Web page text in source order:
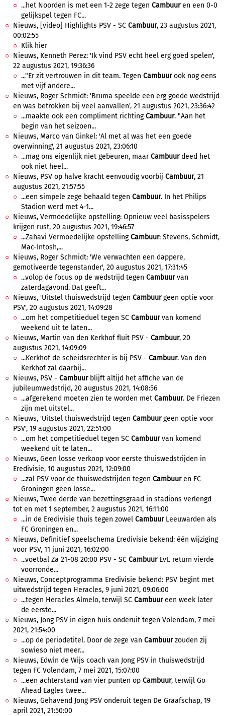
...het Noorden is met een 1-2 zege tegen Cambuuren een 0-0
gelijkspel tegen FC...
Nieuws, [video] Highlights PSV - SC Cambuur, 23 augustus 2021,
00:02:55
Klik hier
Nieuws, Kenneth Perez: 'Ik vind PSV echt heel erg goed spelen',
22 augustus 2021, 19:36:36
..."Er zit vertrouwen in dit team. Tegen Cambuurook nog eens
met vijf andere...
Nieuws, Roger Schmidt: 'Bruma speelde een erg goede wedstrijd
en was betrokken bij veel aanvallen', 21 augustus 2021, 23:36:42
...maakte ook een compliment richtingCambuur. "Aan het
begin van het seizoen...
Nieuws, Marco van Ginkel: 'Al met al was het een goede
overwinning', 21 augustus 2021, 23:06:10
...mag ons eigenlijk niet gebeuren, maarCambuurdeed het
ook niet heel...
Nieuws, PSV op halve kracht eenvoudig voorbij Cambuur, 21
augustus 2021, 21:57:55
...een simpele zege behaald tegen Cambuur. In het Philips
Stadion werd met 4-1...
Nieuws, Vermoedelijke opstelling: Opnieuw veel basisspelers
krijgen rust, 20 augustus 2021, 19:46:57
...Zahavi Vermoedelijke opstellingCambuur: Stevens, Schmidt,
Mac-Intosh,...
Nieuws, Roger Schmidt: 'We verwachten een dappere,
gemotiveerde tegenstander', 20 augustus 2021, 17:31:45
...volop de focus op de wedstrijd tegen Cambuurvan
zaterdagavond. Dat geeft...
Nieuws, 'Uitstel thuiswedstrijd tegen Cambuurgeen optie voor
PSV', 20 augustus 2021, 14:09:28
...om het competitieduel tegen SC Cambuurvan komend
weekend uit te laten...
Nieuws, Martin van den Kerkhof fluit PSV - Cambuur, 20
augustus 2021, 14:09:09
...Kerkhof de scheidsrechter is bij PSV - Cambuur. Van den
Kerkhof zal daarbij...
Nieuws, PSV - Cambuurblijft altijd het affiche van de
jubileumwedstrijd, 20 augustus 2021, 14:08:56
...afgerekend moeten zien te worden met Cambuur. De Friezen
zijn met uitstel...
Nieuws, 'Uitstel thuiswedstrijd tegen Cambuurgeen optie voor
PSV', 19 augustus 2021, 22:51:00
...om het competitieduel tegen SC Cambuurvan komend
weekend uit te laten...
Nieuws, Geen losse verkoop voor eerste thuiswedstrijden in
Eredivisie, 10 augustus 2021, 12:09:00
...zal PSV voor de thuiswedstrijden tegen Cambuuren FC
Groningen geen losse...
Nieuws, Twee derde van bezettingsgraad in stadions verlengd
tot en met 1 september, 2 augustus 2021, 16:11:00
...in de Eredivisie thuis tegen zowel CambuurLeeuwarden als
FC Groningen en...
Nieuws, Definitief speelschema Eredivisie bekend: één wijziging
voor PSV, 11 juni 2021, 16:02:00
...voetbal Za 21-08 20:00 PSV - SC CambuurEvt. return vierde
voorronde...
Nieuws, Conceptprogramma Eredivisie bekend: PSV begint met
uitwedstrijd tegen Heracles, 9 juni 2021, 09:06:00
...tegen Heracles Almelo, terwijl SC Cambuureen week later
de eerste...
Nieuws, Jong PSV in eigen huis onderuit tegen Volendam, 7 mei
2021, 21:54:00
...op de periodetitel. Door de zege van Cambuurzouden zij
sowieso niet meer...
Nieuws, Edwin de Wijs coach van Jong PSV in thuiswedstrijd
tegen FC Volendam, 7 mei 2021, 15:07:00
...een achterstand van vier punten op Cambuur, terwijl Go
Ahead Eagles twee...
Nieuws, Gehavend Jong PSV onderuit tegen De Graafschap, 19
april 2021, 21:50:00